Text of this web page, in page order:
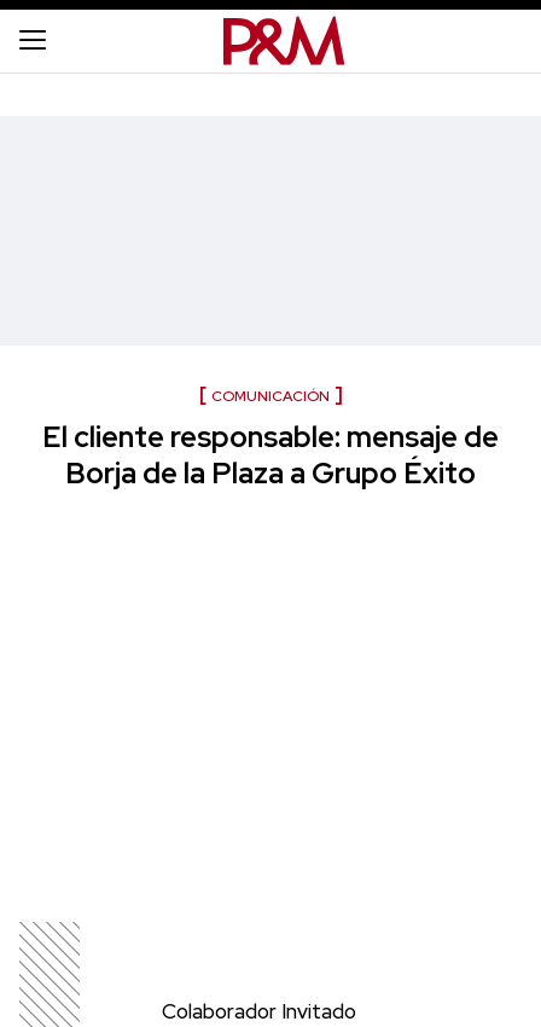
COMUNICACIÓN
El cliente responsable: mensaje de
Borja de la Plaza a Grupo Éxito
Colaborador Invitado